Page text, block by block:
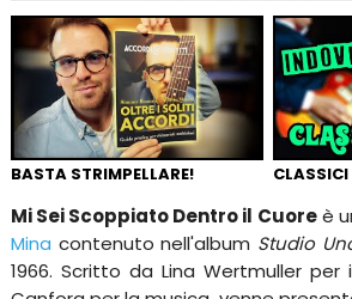
BASTA STRIMPELLARE!
Mi Sei Scoppiato Dentro il Cuoreè
Mina contenuto nell'album Studio
1966. Scritto da Lina Wertmuller